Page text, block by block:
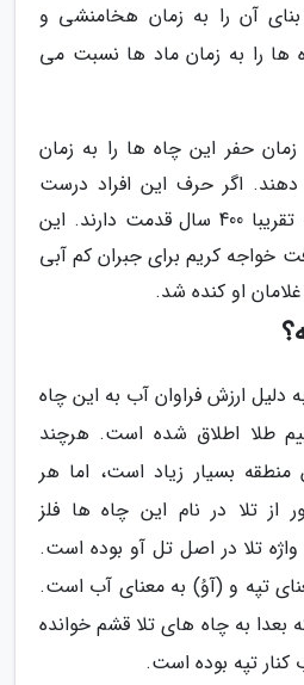
آن را به زمان هخامنشی و
را به زمان ماد ها نسبت می
حفر این چاه ها را به زمان
اگر حرف این افراد درست
باشد. چاه های تلا لافت تقریبا 400 سال قدمت دارند. این
خواجه کریم برای جبران کم آبی
او کنده شد.
دلیل ارزش فراوان آب به این چاه
طلا اطلاق شده است. هرچند
بسیار زیاد است، اما هر
از تلا در نام این چاه ها فلز
تلا در اصل تل آو بوده است.
تپه و (آوُ) به معنای آب است.
به چاه های تلا قشم خوانده
تپه بوده است.